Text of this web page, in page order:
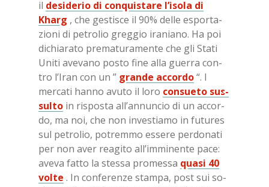
il de­si­de­rio di con­qui­sta­re l’i­so­la di
Kharg , che ge­sti­sce il 90% del­le espor­ta­
zio­ni di pe­tro­lio greg­gio ira­nia­no. Ha poi
di­chia­ra­to pre­ma­tu­ra­men­te che gli Sta­ti
Uni­ti ave­va­no po­sto fine alla guer­ra con­
tro l’I­ran con un ” gran­de ac­cor­do“. I
mer­ca­ti han­no avu­to il loro con­sue­to sus­
sul­to in ri­spo­sta al­l’an­nun­cio di un ac­cor­
do, ma noi, che non in­ve­stia­mo in fu­tu­res
sul pe­tro­lio, po­trem­mo es­se­re per­do­na­ti
per non aver rea­gi­to al­l’im­mi­nen­te pace:
ave­va fat­to la stes­sa pro­mes­sa qua­si 40
vol­te . In con­fe­ren­ze stam­pa, post sui so­